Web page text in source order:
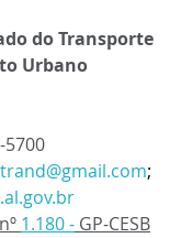
do Transporte
Urbano
5700
;
1.180 - GP-CESB